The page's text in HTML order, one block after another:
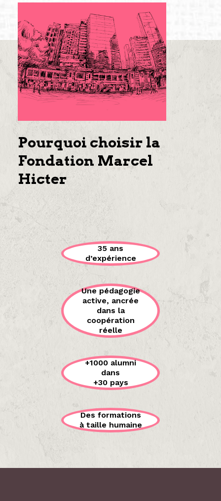
Pourquoi choisir la
Fondation Marcel
Hicter
35 ans
d’expérience
Une pédagogie
active, ancrée
dans la
coopération
réelle
+1000 alumni
dans
+30 pays
Des formations
à taille humaine